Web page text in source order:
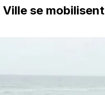
se mobilisent